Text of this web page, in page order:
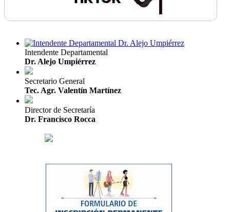
Intendente Departamental
Dr. Alejo Umpiérrez
Secretario General
Tec. Agr. Valentín Martínez
Director de Secretaría
Dr. Francisco Rocca